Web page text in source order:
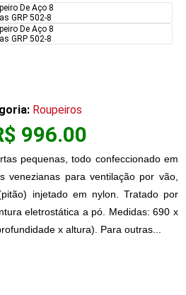
Roupeiros
996.00
pequenas, todo confeccionado em
venezianas para ventilação por vão,
injetado em nylon. Tratado por
eletrostática a pó. Medidas: 690 x
x altura). Para outras...